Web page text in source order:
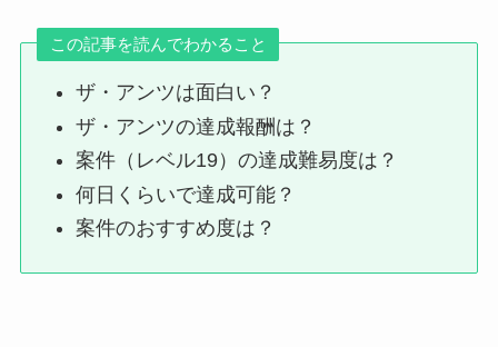
この記事を読んでわかること
ザ・アンツは面白い？
ザ・アンツの達成報酬は？
案件（レベル19）の達成難易度は？
何日くらいで達成可能？
案件のおすすめ度は？